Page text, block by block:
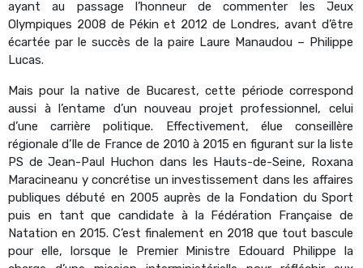
ayant au passage l’honneur de commenter les Jeux
Olympiques 2008 de Pékin et 2012 de Londres, avant d’être
écartée par le succès de la paire Laure Manaudou – Philippe
Lucas.
Mais pour la native de Bucarest, cette période correspond
aussi à l’entame d’un nouveau projet professionnel, celui
d’une carrière politique. Effectivement, élue conseillère
régionale d’Ile de France de 2010 à 2015 en figurant sur la liste
PS de Jean-Paul Huchon dans les Hauts-de-Seine, Roxana
Maracineanu y concrétise un investissement dans les affaires
publiques débuté en 2005 auprès de la Fondation du Sport
puis en tant que candidate à la Fédération Française de
Natation en 2015. C’est finalement en 2018 que tout bascule
pour elle, lorsque le Premier Ministre Edouard Philippe la